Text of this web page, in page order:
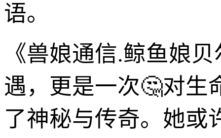
语。
《兽娘通信.鲸鱼娘
遇，更是一次🤔对生
了神秘与传奇。她或